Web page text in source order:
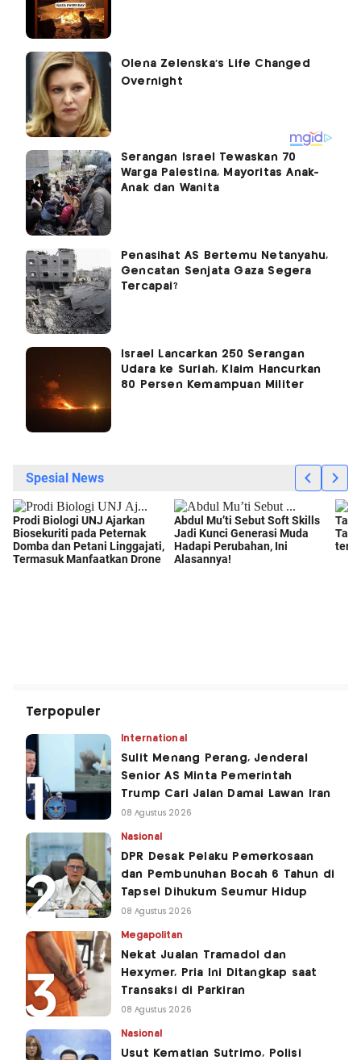
Serangan Israel Tewaskan 70
Warga Palestina, Mayoritas Anak-
Anak dan Wanita
Penasihat AS Bertemu Netanyahu,
Gencatan Senjata Gaza Segera
Tercapai?
Israel Lancarkan 250 Serangan
Udara ke Suriah, Klaim Hancurkan
80 Persen Kemampuan Militer
Terpopuler
International
Sulit Menang Perang, Jenderal
Senior AS Minta Pemerintah
Trump Cari Jalan Damai Lawan Iran
08 Agustus 2026
Nasional
DPR Desak Pelaku Pemerkosaan
dan Pembunuhan Bocah 6 Tahun di
Tapsel Dihukum Seumur Hidup
08 Agustus 2026
Megapolitan
Nekat Jualan Tramadol dan
Hexymer, Pria Ini Ditangkap saat
Transaksi di Parkiran
08 Agustus 2026
Nasional
Usut Kematian Sutrimo, Polisi